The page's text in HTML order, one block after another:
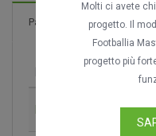
Partite
FC Nantes vs.
Molti ci avete
progetto. Il
Footballia
progetto più